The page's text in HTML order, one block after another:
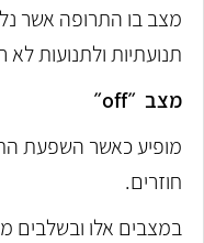
מצב בו התרופה אשר
תנועתיות ולתנועות לא
מצב ״off״
מופיע כאשר השפעת
חוזרים.
במצבים אלו ובשלבים